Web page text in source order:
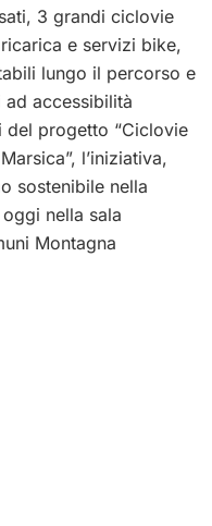
3 grandi ciclovie
e servizi bike,
lungo il percorso e
accessibilità
del progetto “Ciclovie
l’iniziativa,
sostenibile nella
nella sala
Montagna